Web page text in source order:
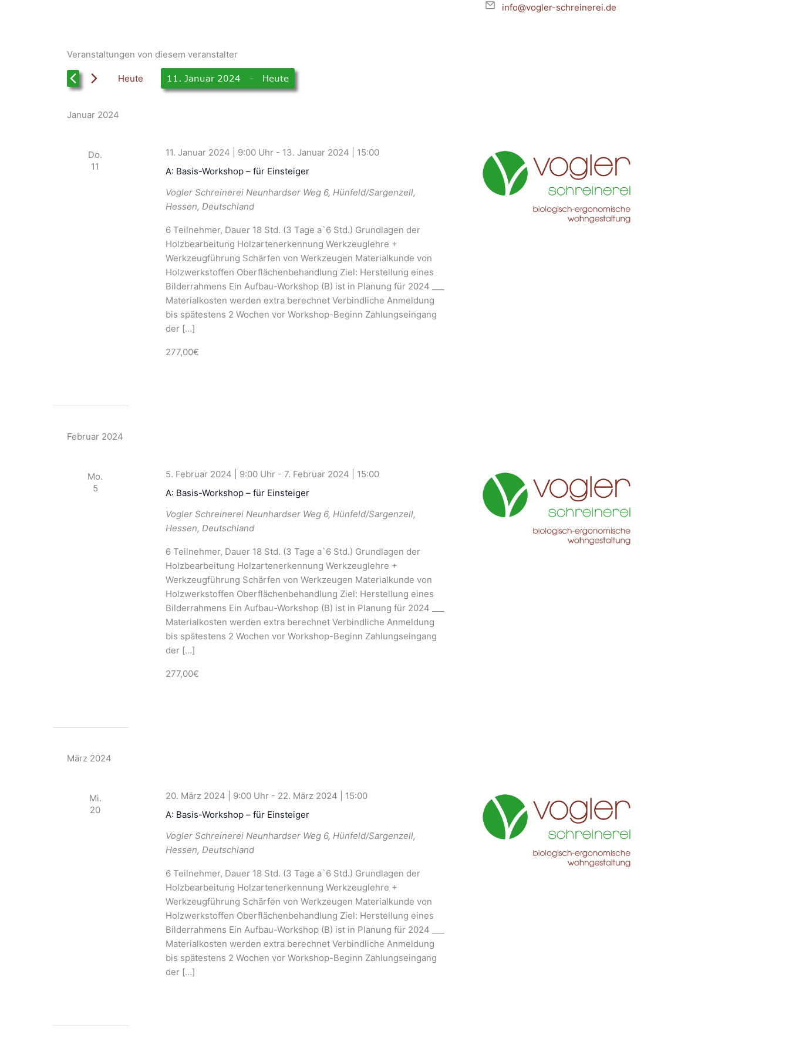
Email
info@vogler-schreinerei.de
Veranstaltungen von diesem veranstalter
Heute 11. Januar 2024 -
Heute
Datum
Januar 2024
Do.
11
A: Basis-Workshop – für Einsteiger
11. Januar 2024 | 9:00 - 13. Januar 2024 | 15:00
Vogler Schreinerei Neunhardser Weg 6, Hünfeld/Sargenzell,
Hessen, Deutschland
6 Teilnehmer, Dauer 18 Std. (3 Tage a`6 Std.) Grundlagen der
Holzbearbeitung Holzartenerkennung Werkzeuglehre +
Werkzeugführung Schärfen von Werkzeugen Materialkunde von
Holzwerkstoffen Oberflächenbehandlung Ziel: Herstellung eines
Bilderrahmens Ein Aufbau-Workshop (B) ist in Planung für 2024 ___
Materialkosten werden extra berechnet Verbindliche Anmeldung
bis spätestens 2 Wochen vor Workshop-Beginn Zahlungseingang
der […]
277,00€
Februar 2024
Mo.
5
A: Basis-Workshop – für Einsteiger
5. Februar 2024 | 9:00 -7. Februar 2024 | 15:00
Vogler Schreinerei Neunhardser Weg 6, Hünfeld/Sargenzell,
Hessen, Deutschland
6 Teilnehmer, Dauer 18 Std. (3 Tage a`6 Std.) Grundlagen der
Holzbearbeitung Holzartenerkennung Werkzeuglehre +
Werkzeugführung Schärfen von Werkzeugen Materialkunde von
Holzwerkstoffen Oberflächenbehandlung Ziel: Herstellung eines
Bilderrahmens Ein Aufbau-Workshop (B) ist in Planung für 2024 ___
Materialkosten werden extra berechnet Verbindliche Anmeldung
bis spätestens 2 Wochen vor Workshop-Beginn Zahlungseingang
der […]
277,00€
März 2024
Mi.
20
A: Basis-Workshop – für Einsteiger
20. März 2024 | 9:00 - 22. März 2024 | 15:00
Vogler Schreinerei Neunhardser Weg 6, Hünfeld/Sargenzell,
Hessen, Deutschland
6 Teilnehmer, Dauer 18 Std. (3 Tage a`6 Std.) Grundlagen der
Holzbearbeitung Holzartenerkennung Werkzeuglehre +
Werkzeugführung Schärfen von Werkzeugen Materialkunde von
Holzwerkstoffen Oberflächenbehandlung Ziel: Herstellung eines
Bilderrahmens Ein Aufbau-Workshop (B) ist in Planung für 2024 ___
Materialkosten werden extra berechnet Verbindliche Anmeldung
bis spätestens 2 Wochen vor Workshop-Beginn Zahlungseingang
der […]